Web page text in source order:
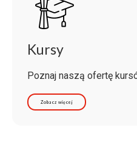
Kursy
Poznaj naszą ofertę
Zobacz więcej